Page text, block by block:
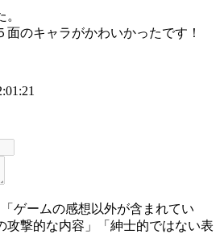
のキャラがかわいかったです！
ゲームの感想以外が含まれてい
攻撃的な内容」「紳士的ではない表